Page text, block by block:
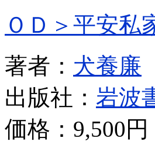
ＯＤ＞平安
著者： 犬養廉
出版社： 岩波
価格： 9,500円